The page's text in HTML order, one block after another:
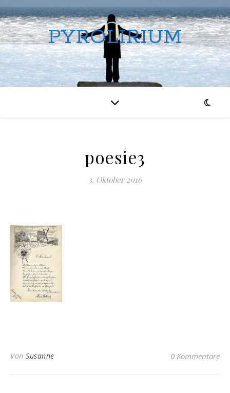
PYROLIRIUM
poesie3
3. Oktober 2016
Von Susanne 0 Kommentare